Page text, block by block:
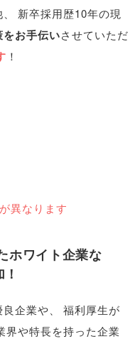
新卒採用歴10年の現
お手伝いさせていただ
！
異なります
ホワイト企業な
企業や
福利厚生が
界や特長を持った企業